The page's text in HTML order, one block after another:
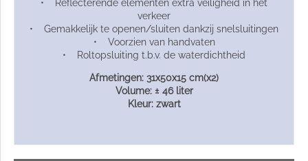
• Reflecterende elementen extra veiligheid in het
verkeer
• Gemakkelijk te openen/sluiten dankzij snelsluitingen
• Voorzien van handvaten
• Roltopsluiting t.b.v. de waterdichtheid
Afmetingen: 31x50x15 cm(x2)
Volume: ± 46 liter
Kleur: zwart